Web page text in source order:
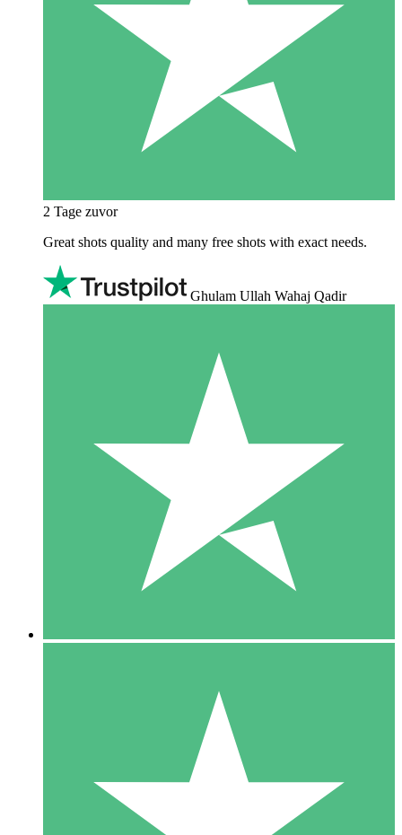
2 Tage zuvor
Great shots quality and many free shots with exact needs.
Ghulam Ullah Wahaj Qadir